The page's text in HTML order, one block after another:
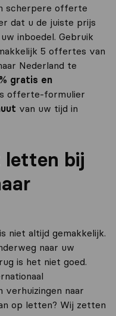
scherpere offerte
dat u de juiste prijs
inboedel. Gebruik
5 offertes van
Nederland te
gratis en
offerte-formulier
van uw tijd in
letten bij
niet altijd gemakkelijk.
naar uw
is het niet goed.
verhuizingen naar
op letten? Wij zetten